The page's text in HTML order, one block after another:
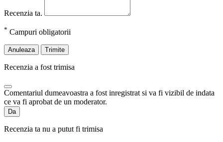
Recenzia ta.
* Campuri obligatorii
Anuleaza Trimite
Recenzia a fost trimisa
Comentariul dumeavoastra a fost inregistrat si va fi vizibil de indata
ce va fi aprobat de un moderator.
Da
Recenzia ta nu a putut fi trimisa